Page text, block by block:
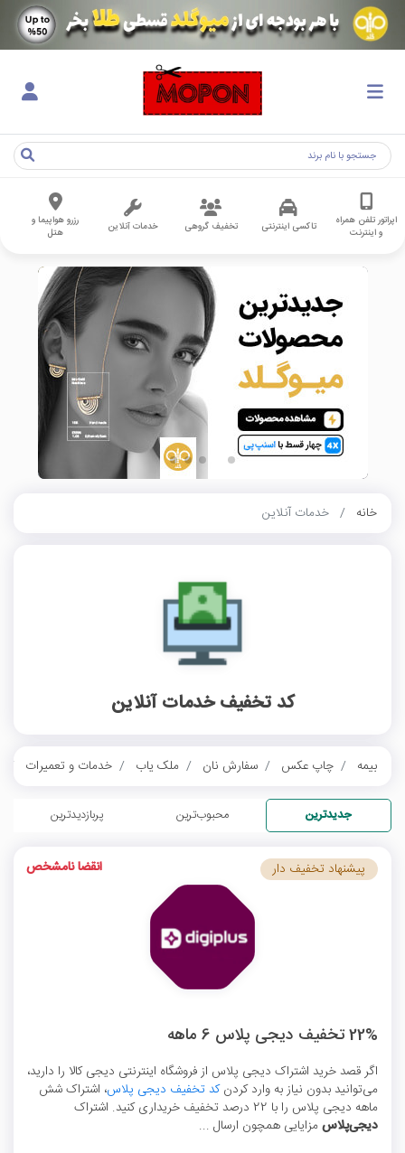
اپراتور تلفن همراه
و اینترنت
تاکسی اینترنتی تخفیف گروهی خدمات آنلاین
رزرو هواپیما و
هتل
خانه خدمات آنلاین
کد تخفیف خدمات آنلاین
بیمه چاپ عکس سفارش نان ملک یاب خدمات و تعمیرات
جدیدترین محبوب‌ترین پربازدیدترین
22% تخفیف دیجی پلاس 6 ماهه
اگر قصد خرید اشتراک دیجی پلاس از فروشگاه اینترنتی دیجی کالا را دارید،
می‌توانید بدون نیاز به وارد کردنکد تخفیف دیجی پلاس، اشتراک شش
ماهه دیجی پلاس را با 22 درصد تخفیف خریداری کنید. اشتراک
دیجی‌پلاس مزایایی همچون ارسال ...
پیشنهاد تخفیف دار انقضا نامشخص